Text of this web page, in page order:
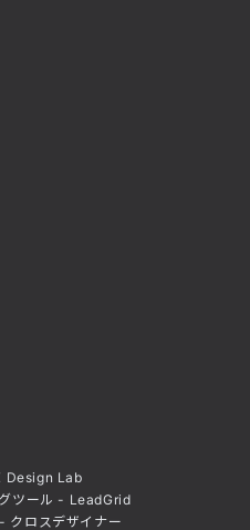
Design Lab
ツール - LeadGrid
クロスデザイナー